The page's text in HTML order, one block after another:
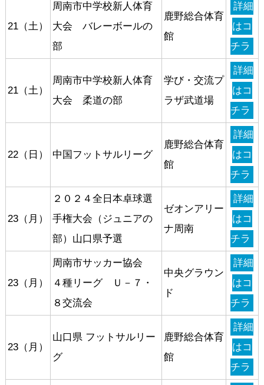
21（土）
周南市中学校新人体育
大会 バレーボールの
部
鹿野総合体育
館
詳細
はコ
チラ
21（土）
周南市中学校新人体育
大会 柔道の部
学び・交流プ
ラザ武道場
詳細
はコ
チラ
22（日） 中国フットサルリーグ
鹿野総合体育
館
詳細
はコ
チラ
23（月）
２０２４全日本卓球選
手権大会（ジュニアの
部）山口県予選
ゼオンアリー
ナ周南
詳細
はコ
チラ
23（月）
周南市サッカー協会
４種リーグ Ｕ－７・
８交流会
中央グラウン
ド
詳細
はコ
チラ
23（月）
山口県 フットサルリー
グ
鹿野総合体育
館
詳細
はコ
チラ